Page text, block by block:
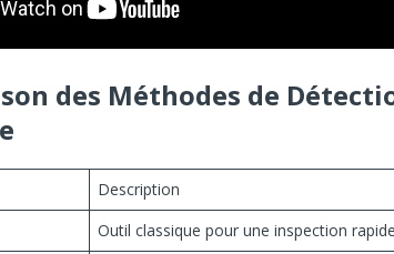
des Méthodes de
Description
Outil classique pour une inspection